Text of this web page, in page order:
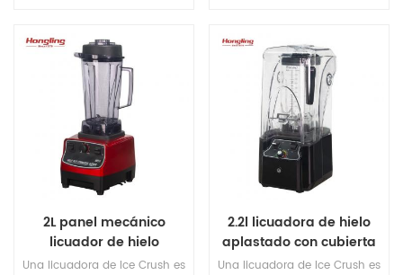
asegurando que la comida se
calienta uniformemente
durante la cocción.
para aplastar el hielo de
manera efectiva y mezclar
ingredientes congelados Por lo
general, presenta un motor
potente, cuchillas afiladas y un
frasco duradero para manejar
los rigores de la trituración de
hielo sin romperse ni tensar el
motor.
2L panel mecánico
licuador de hielo
Una licuadora de Ice Crush es
2.2l licuadora de hielo
aplastado con cubierta
de sonido
Una licuadora de Ice Crush es